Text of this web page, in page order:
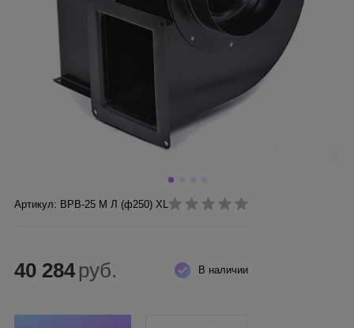
Артикул: ВРВ-25 М Л (ф250) XL
В наличии
40 284 руб.